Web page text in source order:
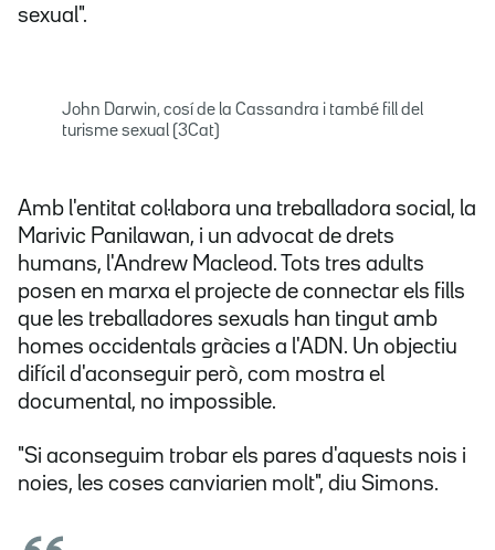
sexual".
John Darwin, cosí de la Cassandra i també fill del
turisme sexual (3Cat)
Amb l'entitat col·labora una treballadora social, la
Marivic Panilawan, i un advocat de drets
humans, l'Andrew Macleod. Tots tres adults
posen en marxa el projecte de connectar els fills
que les treballadores sexuals han tingut amb
homes occidentals gràcies a l'ADN. Un objectiu
difícil d'aconseguir però, com mostra el
documental, no impossible.
"Si aconseguim trobar els pares d'aquests nois i
noies, les coses canviarien molt", diu Simons.